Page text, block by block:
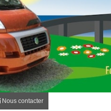
utilisateurs de fourgons,
Nous contacter